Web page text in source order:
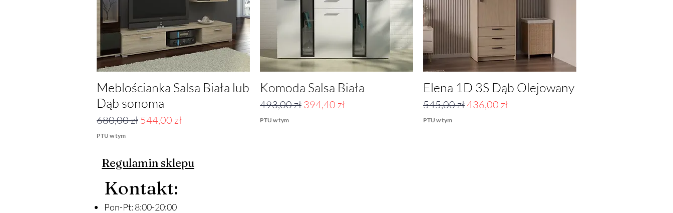
Podgląd
Meblościanka Salsa Biała lub
Dąb sonoma
Regularna cena
680,00 zł Cena rabatowa
544,00 zł
PTU w tym
Podgląd
Komoda Salsa Biała
Regularna cena
493,00 zł Cena rabatowa
394,40 zł
PTU w tym
Podgląd
Elena 1D 3S Dąb Olejowany
Regularna cena
545,00 złCena rabatowa
436,00 zł
PTU w tym
Regulamin sklepu
Kontakt:
Pon-Pt: 8:00-20:00